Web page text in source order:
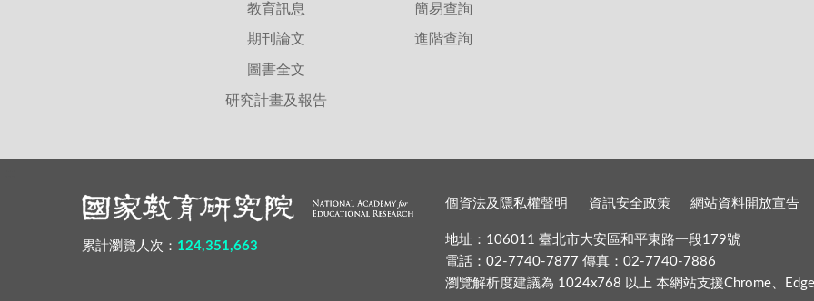
教育訊息
期刊論文
圖書全文
研究計畫及報告
簡易查詢
進階查詢
累計瀏覽人次： 124,351,663
個資法及隱私權聲明 資訊安全政策 網站資料開放宣告
地址：106011 臺北市大安區和平東路一段179號
電話：02-7740-7877 傳真：02-7740-7886
瀏覽解析度建議為 1024x768 以上 本網站支援Chrome、